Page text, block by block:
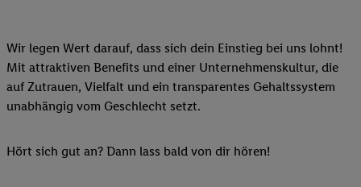
Wir legen Wert darauf, dass sich dein Einstieg bei uns lohnt!
Mit attraktiven Benefits und einer Unternehmenskultur, die
auf Zutrauen, Vielfalt und ein transparentes Gehaltssystem
unabhängig vom Geschlecht setzt.
Hört sich gut an? Dann lass bald von dir hören!